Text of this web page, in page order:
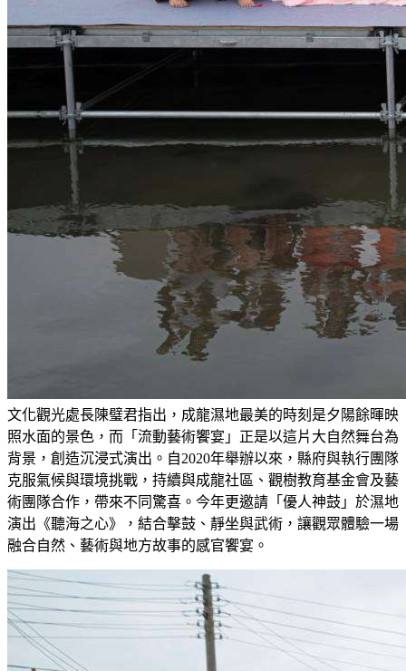
文化觀光處長陳璧君指出，成龍濕地最美的時刻是夕陽餘暉映
照水面的景色，而「流動藝術饗宴」正是以這片大自然舞台為
背景，創造沉浸式演出。自2020年舉辦以來，縣府與執行團隊
克服氣候與環境挑戰，持續與成龍社區、觀樹教育基金會及藝
術團隊合作，帶來不同驚喜。今年更邀請「優人神鼓」於濕地
演出《聽海之心》，結合擊鼓、靜坐與武術，讓觀眾體驗一場
融合自然、藝術與地方故事的感官饗宴。